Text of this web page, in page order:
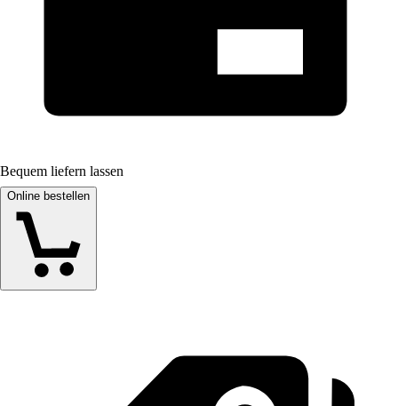
Bequem liefern lassen
Online bestellen